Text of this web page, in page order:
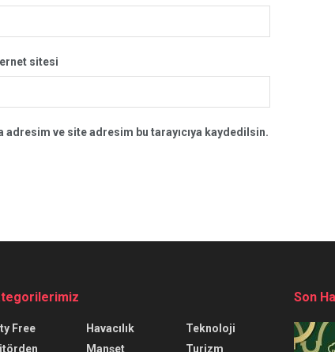
sitesi
adresim ve site adresim bu tarayıcıya kaydedilsin.
Free
Havacılık
Manşet
Teknoloji
Turizm
Son